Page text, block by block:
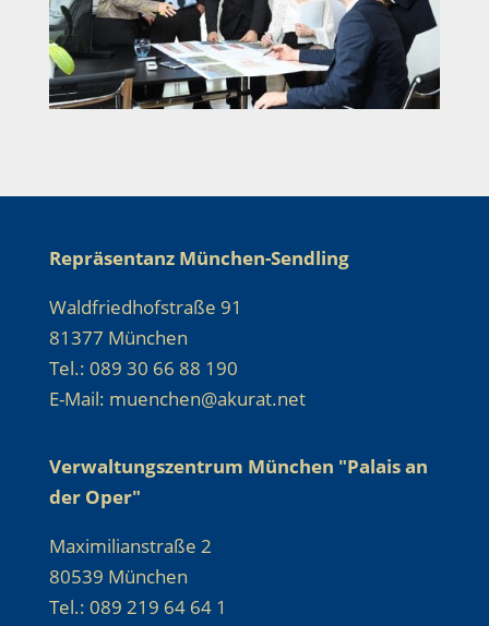
Repräsentanz München-Sendling
Waldfriedhofstraße 91
81377 München
Tel.: 089 30 66 88 190
E-Mail: muenchen@akurat.net
Verwaltungszentrum München "Palais an
der Oper"
Maximilianstraße 2
80539 München
Tel.: 089 219 64 64 1